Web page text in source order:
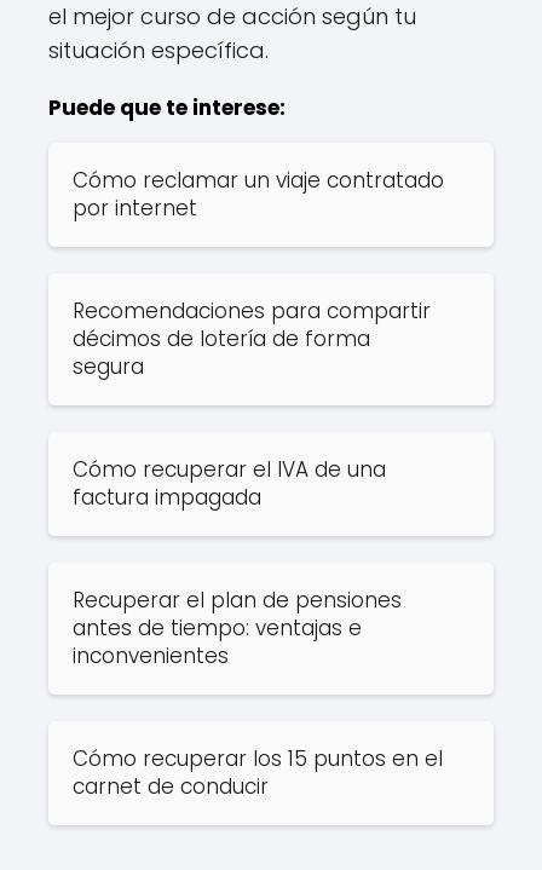
el mejor curso de acción según tu
situación específica.
Puede que te interese:
Cómo reclamar un viaje contratado
por internet
Recomendaciones para compartir
décimos de lotería de forma
segura
Cómo recuperar el IVA de una
factura impagada
Recuperar el plan de pensiones
antes de tiempo: ventajas e
inconvenientes
Cómo recuperar los 15 puntos en el
carnet de conducir